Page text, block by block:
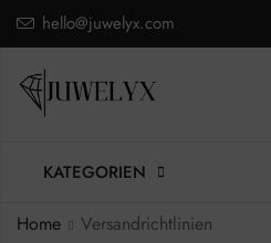
hello@juwelyx.com
KATEGORIEN
Home Versandrichtlinien